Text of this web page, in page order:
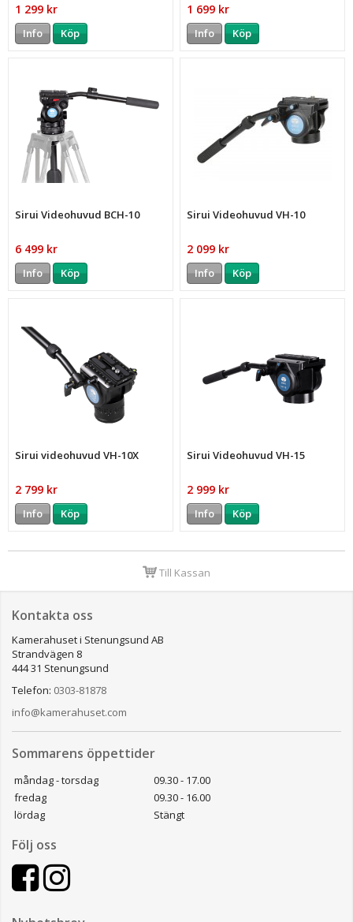
1 299 kr
Info Köp
1 699 kr
Info Köp
Sirui Videohuvud BCH-10
6 499 kr
Info Köp
Sirui Videohuvud VH-10
2 099 kr
Info Köp
Sirui videohuvud VH-10X
2 799 kr
Info Köp
Sirui Videohuvud VH-15
2 999 kr
Info Köp
Till Kassan
Kontakta oss
Kamerahuset i Stenungsund AB
Strandvägen 8
444 31 Stenungsund
Telefon: 0303-81878
info@kamerahuset.com
Sommarens öppettider
måndag - torsdag
09.30 - 17.00
fredag
09.30 - 16.00
lördag
Stängt
Följ oss